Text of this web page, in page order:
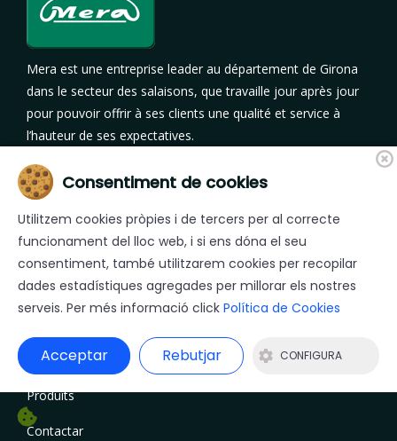
Mera est une entreprise leader au département de Girona
dans le secteur des salaisons, que travaille jour après jour
pour pouvoir offrir à ses clients une qualité et service à
l’hauteur de ses expectatives.
qualité, le service et la recherche permanente
d’amélioration, jour après jour.
Menu
Entreprise
Produits
Contactar
Consentiment de cookies
Utilitzem cookies pròpies i de tercers per al correcte
funcionament del lloc web, i si ens dóna el seu
consentiment, també utilitzarem cookies per recopilar
dades estadístiques agregades per millorar els nostres
serveis. Per més informació click Política de Cookies
Acceptar Rebutjar CONFIGURA